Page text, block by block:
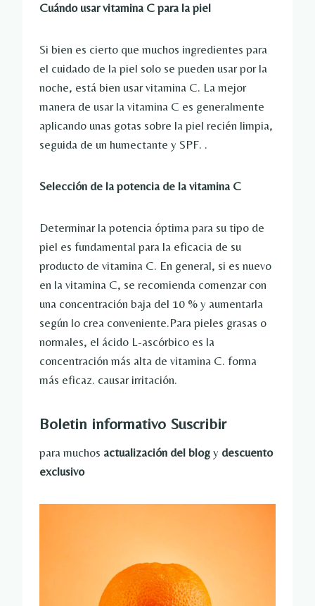
Cuándo usar vitamina C para la piel
Si bien es cierto que muchos ingredientes para
el cuidado de la piel solo se pueden usar por la
noche, está bien usar vitamina C. La mejor
manera de usar la vitamina C es generalmente
aplicando unas gotas sobre la piel recién limpia,
seguida de un humectante y SPF. .
Selección de la potencia de la vitamina C
Determinar la potencia óptima para su tipo de
piel es fundamental para la eficacia de su
producto de vitamina C. En general, si es nuevo
en la vitamina C, se recomienda comenzar con
una concentración baja del 10 % y aumentarla
según lo crea conveniente.Para pieles grasas o
normales, el ácido L-ascórbico es la
concentración más alta de vitamina C. forma
más eficaz. causar irritación.
Boletin informativo Suscribir
para muchos actualización del blog y descuento
exclusivo